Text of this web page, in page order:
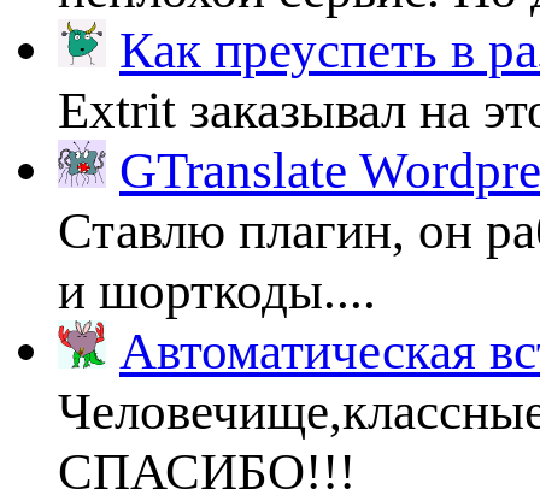
Как преуспеть в
Extrit заказывал на
GTranslate
Ставлю плагин, он
и шорткоды....
Автоматическая
СПАСИБО!!!